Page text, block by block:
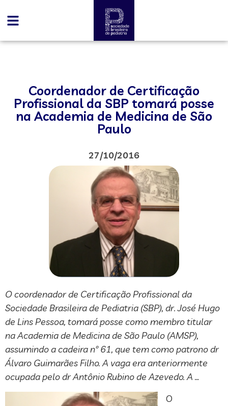
Coordenador de Certificação
Profissional da SBP tomará posse
na Academia de Medicina de São
Paulo
27/10/2016
O coordenador de Certificação Profissional da
Sociedade Brasileira de Pediatria (SBP), dr. José Hugo
de Lins Pessoa, tomará posse como membro titular
na Academia de Medicina de São Paulo (AMSP),
assumindo a cadeira nº 61, que tem como patrono dr
Álvaro Guimarães Filho. A vaga era anteriormente
ocupada pelo dr Antônio Rubino de Azevedo. A …
O